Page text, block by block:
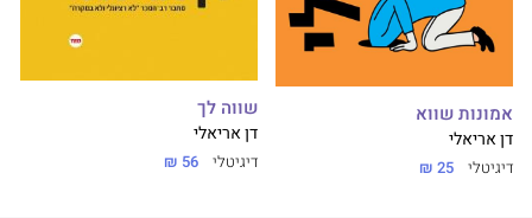
אמונות שווא
דן אריאלי
דיגיטלי 25 ₪
שווה לך
דן אריאלי
דיגיטלי 56 ₪